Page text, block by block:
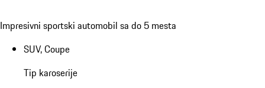
Impresivni sportski automobil sa do 5 mesta
SUV, Coupe
Tip karoserije